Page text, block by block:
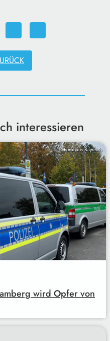
interessieren
Funkhaus Bayreuth
wird Opfer von